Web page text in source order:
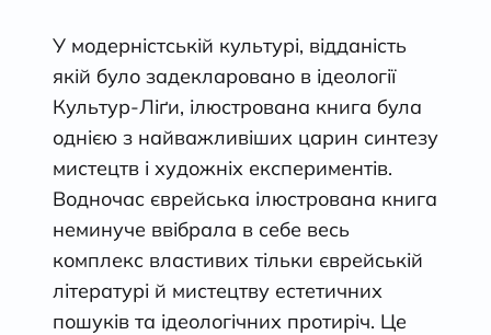
У модерністській культурі, відданість
якій було задекларовано в ідеології
Культур-Ліґи, ілюстрована книга була
однією з найважливіших царин синтезу
мистецтв і художніх експериментів.
Водночас єврейська ілюстрована книга
неминуче ввібрала в себе весь
комплекс властивих тільки єврейській
літературі й мистецтву естетичних
пошуків та ідеологічних протиріч. Це